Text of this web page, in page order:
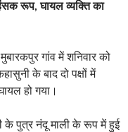
रूप, घायल व्यक्ति का
गांव में शनिवार को
के बाद दो पक्षों में
हो गया।
के पुत्र नंदू माली के रूप में हुई